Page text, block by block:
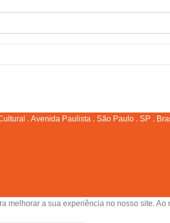
. Avenida Paulista . São Paulo . SP .
melhorar a sua experiência no nosso site.